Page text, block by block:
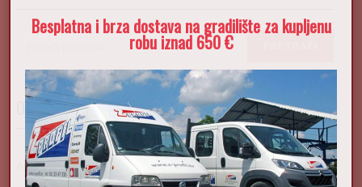
Pretraži:
ODABERI KATEGORIJU
Alati i pribor (432)
Besplatna i brza dostava na gradilište za kupljenu
robu iznad 650 €